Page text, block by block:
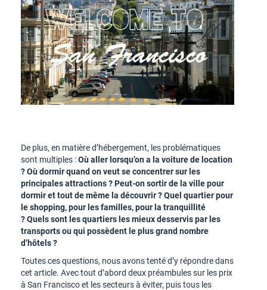
De plus, en matière d’hébergement, les problématiques
sont multiples :Où aller lorsqu’on a la voiture de location
? Où dormir quand on veut se concentrer sur les
principales attractions ? Peut-on sortir de la ville pour
dormir et tout de même la découvrir ? Quel quartier pour
le shopping, pour les familles, pour la tranquillité
? Quels sont les quartiers les mieux desservis par les
transports ou qui possèdent le plus grand nombre
d’hôtels ?
Toutes ces questions, nous avons tenté d’y répondre dans
cet article. Avec tout d’abord deux préambules sur les prix
à San Francisco et les secteurs à éviter, puis tous les